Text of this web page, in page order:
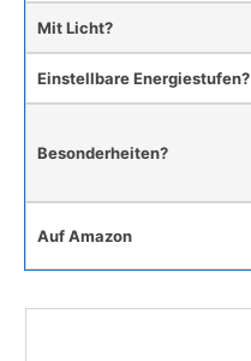
Mit Licht?
Einstellbare Energiestufen?
Besonderheiten?
Auf Amazon